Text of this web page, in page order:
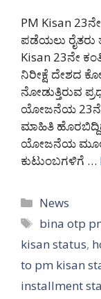
PM Kisan
ಪಡೆಯಲು
Kisan 23ನೇ
ನಿರೀಕ್ಷೆ ದೇಶದ
ನೋಡುತ್ತಿರುವ
ಯೋಜನೆಯ 23ನೇ
ಮಾಹಿತಿ
ಯೋಜನೆಯ ಮೂಲಕ
ಕುಟುಂಬಗಳಿಗೆ …
Categories
News
Tags
bina otp
kisan status,
to pm kisan
installment